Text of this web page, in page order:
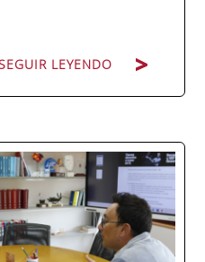
LEYENDO
de ENAE Business
una de las más
de la escuela
en Murcia
600 asistentes.